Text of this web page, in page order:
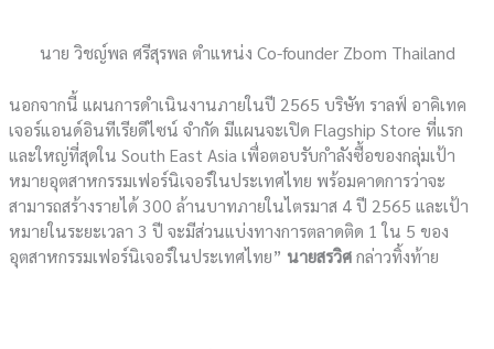
นาย วิชญ์พล ศรีสุรพล ตำแหน่ง Co-founder Zbom Thailand
นอกจากนี้ แผนการดำเนินงานภายในปี 2565 บริษัท ราลฟ์ อาคิเทค
เจอร์แอนด์อินทีเรียดีไซน์ จำกัด มีแผนจะเปิด Flagship Store ที่แรก
และใหญ่ที่สุดใน South East Asia เพื่อตอบรับกำลังซื้อของกลุ่มเป้า
หมายอุตสาหกรรมเฟอร์นิเจอร์ในประเทศไทย พร้อมคาดการว่าจะ
สามารถสร้างรายได้ 300 ล้านบาทภายในไตรมาส 4 ปี 2565 และเป้า
หมายในระยะเวลา 3 ปี จะมีส่วนแบ่งทางการตลาดติด 1 ใน 5 ของ
อุตสาหกรรมเฟอร์นิเจอร์ในประเทศไทย” นายสรวิศกล่าวทิ้งท้าย